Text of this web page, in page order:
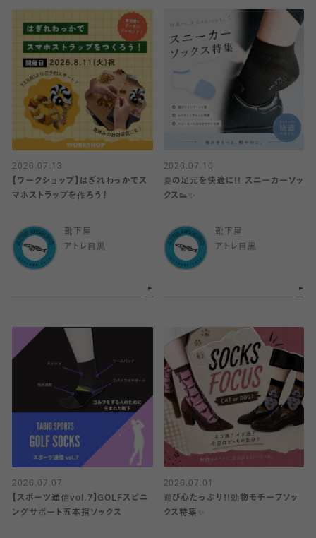
2026.07.13
【ワークショップ】はぎれわっかでス
マホストラップを作ろう！
靴下屋
アトレ目黒
2026.07.10
夏の足元を快適に!! スニーカーソッ
クス👟✨️
靴下屋
アトレ目黒
2026.07.07
【スポーツ通信vol.7】GOLFスピニ
ングサポート五本指ソックス
2026.07.01
遊び心たっぷり!!動物モチーフソッ
クス特集✨️